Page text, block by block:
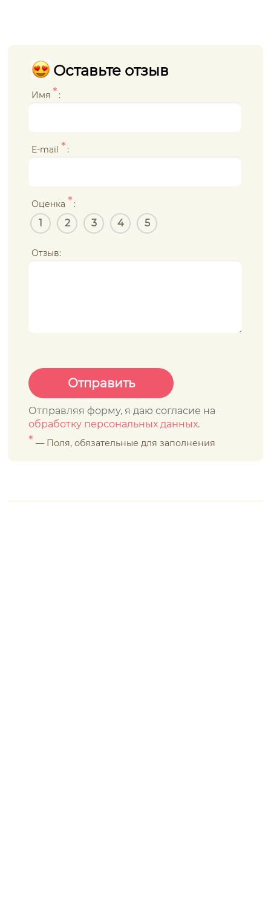
Оставьте отзыв
Имя * :
E-mail * :
Оценка * :
1 2 3 4 5
Отзыв:
Отправляя форму, я даю согласие на
обработку персональных данных.
* — Поля, обязательные для заполнения